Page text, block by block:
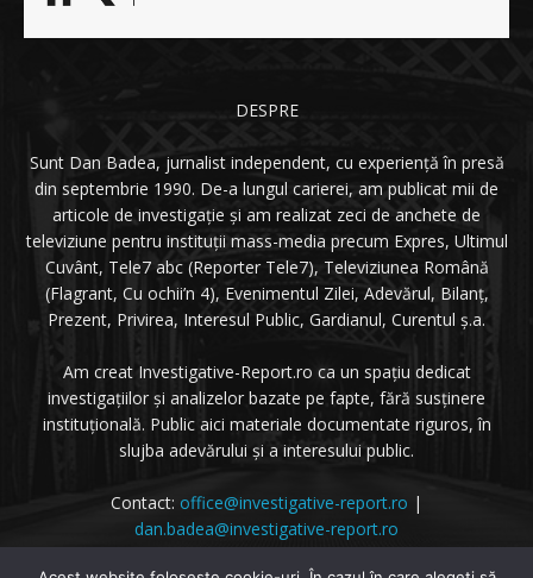
DESPRE
Sunt Dan Badea, jurnalist independent, cu experiență în presă
din septembrie 1990. De-a lungul carierei, am publicat mii de
articole de investigație și am realizat zeci de anchete de
televiziune pentru instituții mass-media precum Expres, Ultimul
Cuvânt, Tele7 abc (Reporter Tele7), Televiziunea Română
(Flagrant, Cu ochii’n 4), Evenimentul Zilei, Adevărul, Bilanț,
Prezent, Privirea, Interesul Public, Gardianul, Curentul ș.a.
Am creat Investigative-Report.ro ca un spațiu dedicat
investigațiilor și analizelor bazate pe fapte, fără susținere
instituțională. Public aici materiale documentate riguros, în
slujba adevărului și a interesului public.
Contact: office@investigative-report.ro |
dan.badea@investigative-report.ro